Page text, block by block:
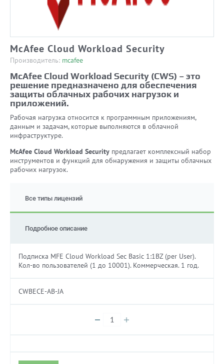
McAfee Cloud Workload Security
Производитель: mcafee
McAfee Cloud Workload Security (CWS) – это
решение предназначено для обеспечения
защиты облачных рабочих нагрузок и
приложений.
Рабочая нагрузка относится к программным приложениям,
данным и задачам, которые выполняются в облачной
инфраструктуре.
McAfee Cloud Workload Security предлагает комплексный набор
инструментов и функций для обнаружения и защиты облачных
рабочих нагрузок.
Все типы лицензий
Подробное описание
Подписка MFE Cloud Workload Sec Basic 1:1BZ (per User).
Кол-во пользователей (1 до 10001). Коммерческая. 1 год.
CWBECE-AB-JA